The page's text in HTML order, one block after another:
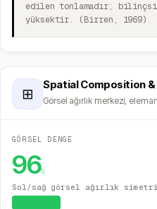
edilen tonlamadır;
yüksektir. (Birren, 1969)
⊞
Spatial Composition &
Görsel ağırlık merkezi,
GÖRSEL DENGE
96%
Sol/sağ görsel ağırlık